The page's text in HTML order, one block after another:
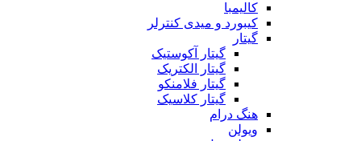
کالیمبا
کیبورد و میدی کنترلر
گیتار
گیتار آکوستیک
گیتار الکتریک
گیتار فلامنکو
گیتار کلاسیک
هنگ درام
ویولن